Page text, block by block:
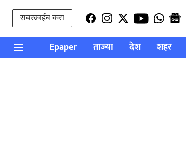
सबस्क्राईब करा
Epaper ताज्या देश शहर